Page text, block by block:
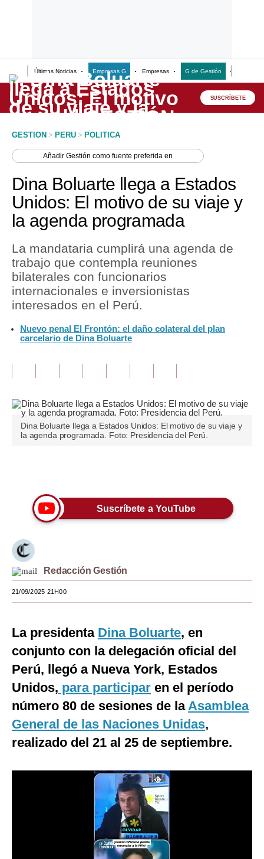
Últimas Noticias Empresas G Empresas G de Gestión
Lo último
Peru Quiosco
Economía
Mercados
Política
Tu Dinero
Finanzas Personales
Inmobiliarias
Opinión
Editorial
Pregunta de hoy
Lujo
Viajes
Moda
Estilos
Mundo
México
España
Internacional
Tecnología
SUSCRÍBETE
GESTION > PERU > POLITICA
AñadirGestión como fuente preferida en
Dina Boluarte llega a Estados
Unidos: El motivo de su viaje y
la agenda programada
La mandataria cumplirá una agenda de
trabajo que contempla reuniones
bilaterales con funcionarios
internacionales e inversionistas
interesados ​​en el Perú.
Nuevo penal El Frontón: el daño colateral del plan
carcelario de Dina Boluarte
Dina Boluarte llega a Estados Unidos: El motivo de su viaje y
la agenda programada. Foto: Presidencia del Perú.
Suscríbete a YouTube
Redacción Gestión
21/09/2025 21H00
La presidenta Dina Boluarte, en
conjunto con la delegación oficial del
Perú, llegó a Nueva York, Estados
Unidos, para participar en el período
número 80 de sesiones de laAsamblea
General de las Naciones Unidas,
realizado del 21 al 25 de septiembre.